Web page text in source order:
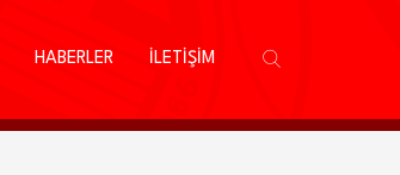
HABERLER İLETİŞİM